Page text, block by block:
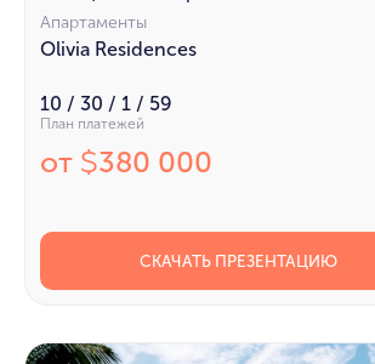
Апартаменты
Olivia Residences
10 / 30 / 1 / 59
План платежей
от $380 000
СКАЧАТЬ ПРЕЗЕНТАЦИЮ